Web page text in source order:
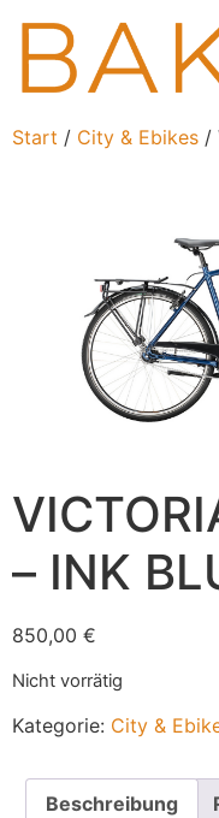
Start / City & Ebikes /
– INK
850,00 €
Nicht vorrätig
Kategorie: City &
Beschreibung